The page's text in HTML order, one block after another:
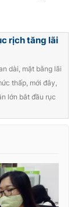
rịch tăng lãi
dài, mặt bằng lãi
thấp, mới đây,
lớn bắt đầu rục